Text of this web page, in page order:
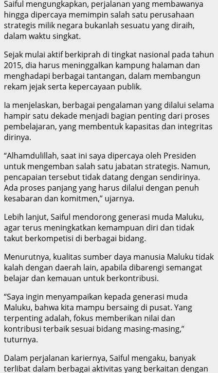
Saiful mengungkapkan, perjalanan yang membawanya
hingga dipercaya memimpin salah satu perusahaan
strategis milik negara bukanlah sesuatu yang diraih,
dalam waktu singkat.
Sejak mulai aktif berkiprah di tingkat nasional pada tahun
2015, dia harus meninggalkan kampung halaman dan
menghadapi berbagai tantangan, dalam membangun
rekam jejak serta kepercayaan publik.
Ia menjelaskan, berbagai pengalaman yang dilalui selama
hampir satu dekade menjadi bagian penting dari proses
pembelajaran, yang membentuk kapasitas dan integritas
dirinya.
“Alhamdulillah, saat ini saya dipercaya oleh Presiden
untuk mengemban salah satu jabatan strategis. Namun,
pencapaian tersebut tidak datang dengan sendirinya.
Ada proses panjang yang harus dilalui dengan penuh
kesabaran dan komitmen,” ujarnya.
Lebih lanjut, Saiful mendorong generasi muda Maluku,
agar terus meningkatkan kemampuan diri dan tidak
takut berkompetisi di berbagai bidang.
Menurutnya, kualitas sumber daya manusia Maluku tidak
kalah dengan daerah lain, apabila dibarengi semangat
belajar dan kemauan untuk berkontribusi.
“Saya ingin menyampaikan kepada generasi muda
Maluku, bahwa kita mampu bersaing di pusat. Yang
terpenting adalah, fokus memberikan nilai dan
kontribusi terbaik sesuai bidang masing-masing,”
tuturnya.
Dalam perjalanan kariernya, Saiful mengaku, banyak
terlibat dalam berbagai aktivitas yang berkaitan dengan